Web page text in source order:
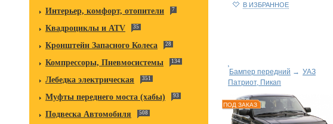
Интерьер, комфорт, отопители 7
Квадроциклы и ATV 35
Кронштейн Запасного Колеса 28
Компрессоры, Пневмосистемы 134
Лебедка электрическая 351
Муфты переднего моста (хабы) 93
Подвеска Автомобиля 508
В ИЗБРАННОЕ
Бампер передний → УАЗ
Патриот, Пикап
ПОД ЗАКАЗ